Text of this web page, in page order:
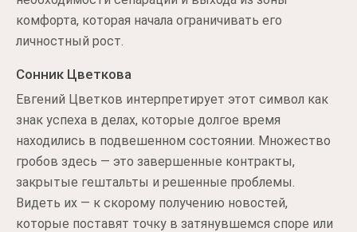
комфорта, которая начала ограничивать его
личностный рост.
Сонник Цветкова
Евгений Цветков интерпретирует этот символ как
знак успеха в делах, которые долгое время
находились в подвешенном состоянии. Множество
гробов здесь — это завершенные контракты,
закрытые гештальты и решенные проблемы.
Видеть их — к скорому получению новостей,
которые поставят точку в затянувшемся споре или